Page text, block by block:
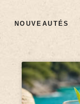
NOUVEAUTÉS